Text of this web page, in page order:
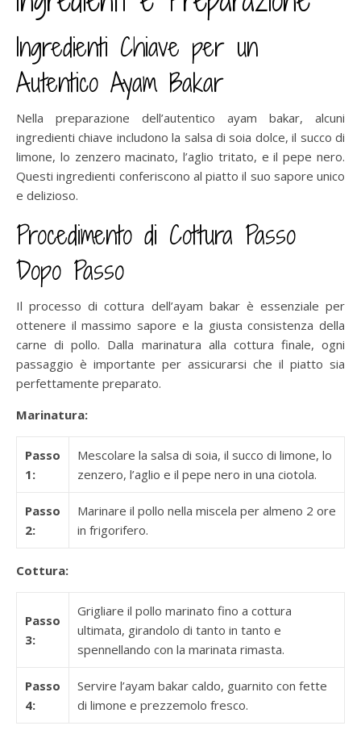
Ingredienti Chiave per un
Autentico Ayam Bakar
Nella preparazione dell’autentico ayam bakar, alcuni
ingredienti chiave includono la salsa di soia dolce, il succo di
limone, lo zenzero macinato, l’aglio tritato, e il pepe nero.
Questi ingredienti conferiscono al piatto il suo sapore unico
e delizioso.
Procedimento di Cottura Passo
Dopo Passo
Il processo di cottura dell’ayam bakar è essenziale per
ottenere il massimo sapore e la giusta consistenza della
carne di pollo. Dalla marinatura alla cottura finale, ogni
passaggio è importante per assicurarsi che il piatto sia
perfettamente preparato.
Marinatura:
Passo
1:
Mescolare la salsa di soia, il succo di limone, lo
zenzero, l’aglio e il pepe nero in una ciotola.
Passo
2:
Marinare il pollo nella miscela per almeno 2 ore
in frigorifero.
Cottura:
Passo
3:
Grigliare il pollo marinato fino a cottura
ultimata, girandolo di tanto in tanto e
spennellando con la marinata rimasta.
Passo
4:
Servire l’ayam bakar caldo, guarnito con fette
di limone e prezzemolo fresco.